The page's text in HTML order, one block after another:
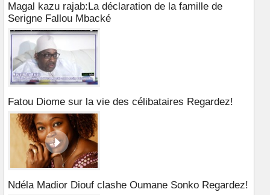
Magal kazu rajab:La déclaration de la famille de
Serigne Fallou Mbacké
Fatou Diome sur la vie des célibataires Regardez!
Ndéla Madior Diouf clashe Oumane Sonko Regardez!